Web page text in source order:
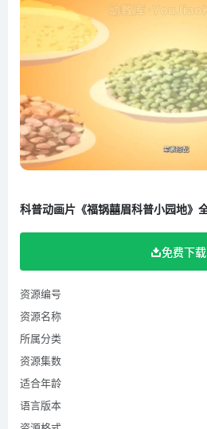
第26集 洗衣机不能藏
第27集 如何安全使用吸尘器
第28集 取暖
第29集 放烟花
第30集 晨跑
第31集 不要陌生人的东西
第32集 餐桌旁边莫疯闹
第34集 清明节
第35集 预防中暑小常识
第38集 腊八节
第39集 教师节
第40集 国庆节
第41集 国际盲人节
第42集 国际红十字日
免费下载
资源编号
资源名称
所属分类
资源集数
适合年龄
语言版本